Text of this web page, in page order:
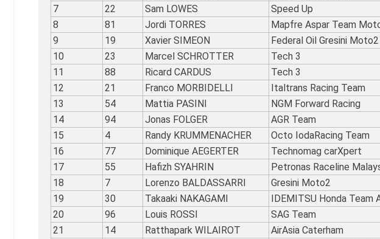
7
22 Sam LOWES Speed Up
8
81 Jordi TORRES Mapfre Aspar Team
9
19 Xavier SIMEON Federal Oil Gresini Moto2
10
23 Marcel SCHROTTER Tech 3
11
88 Ricard CARDUS Tech 3
12
21 Franco MORBIDELLI Italtrans Racing Team
13
54 Mattia PASINI NGM Forward Racing
14
94 Jonas FOLGER AGR Team
15
4 Randy KRUMMENACHER Octo IodaRacing Team
16
77 Dominique AEGERTER Technomag carXpert
17
55 Hafizh SYAHRIN Petronas Raceline
18
7 Lorenzo BALDASSARRI Gresini Moto2
19
30 Takaaki NAKAGAMI IDEMITSU Honda Team
20
96 Louis ROSSI SAG Team
21
14 Ratthapark WILAIROT AirAsia Caterham